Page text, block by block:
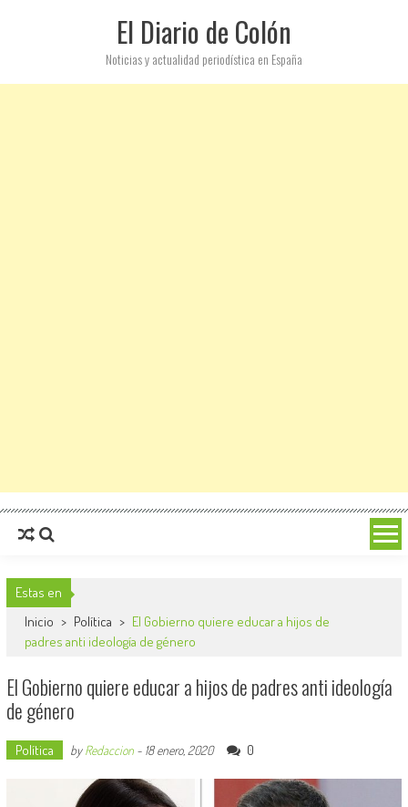
El Diario de Colón
Noticias y actualidad periodística en España
Estas en
Inicio > Política > El Gobierno quiere educar a hijos de
padres anti ideología de género
El Gobierno quiere educar a hijos de padres anti ideología
de género
Política byRedaccion- 18 enero, 2020 0